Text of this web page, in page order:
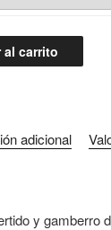
al carrito
adicional
y gamberro